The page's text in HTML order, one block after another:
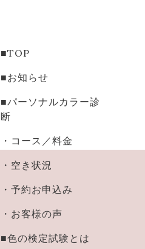
■TOP
■お知らせ
■パーソナルカラー診
断
・コース／料金
・空き状況
・予約お申込み
・お客様の声
■色の検定試験とは